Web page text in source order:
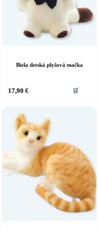
Biela detská plyšová mačka
17,90 € 🛒